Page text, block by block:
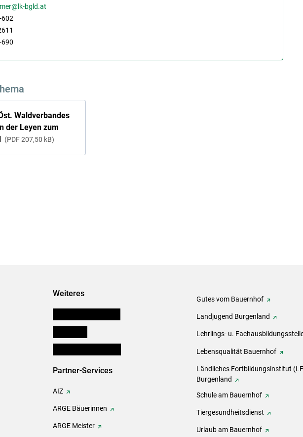
bgld.at
Waldverbandes
der Leyen zum
PDF 207,50 kB
Weiteres
Partner-Services
AIZ
ARGE Bäuerinnen
ARGE Meister
Gutes vom Bauernhof
Landjugend Burgenland
Lehrlings- u.
Lebensqualität Bauernhof
Ländliches Fortbildungsinstitut
Burgenland
Schule am Bauernhof
Tiergesundheitsdienst
Urlaub am Bauernhof